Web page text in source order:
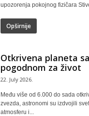
upozorenja pokojnog fizičara
Opširnije
Otkrivena planeta
pogodnom za život
22. July 2026.
Među više od 6.000 do sada
zvezda, astronomi su izdvojili
atmosferu i...